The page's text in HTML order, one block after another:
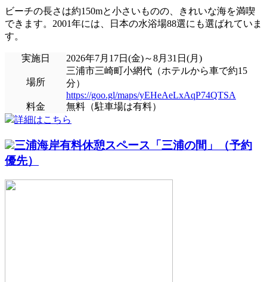
ビーチの長さは約150mと小さいものの、きれいな海を満喫
できます。2001年には、日本の水浴場88選にも選ばれていま
す。
実施日 2026年7月17日(金)～8月31日(月)
場所
三浦市三崎町小網代（ホテルから車で約15
分）
https://goo.gl/maps/yEHeAeLxAqP74QTSA
料金
無料（駐車場は有料）
詳細はこちら
三浦海岸有料休憩スペース「三浦の間」（予約
優先）